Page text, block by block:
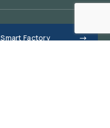
Smart Factory →